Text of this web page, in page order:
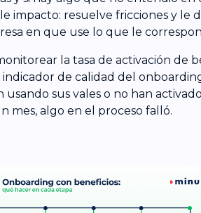
impacto: resuelve fricciones y le
en que use lo que le
la tasa de activación de
de calidad del
sus vales o no han
mes, algo en el proceso falló.